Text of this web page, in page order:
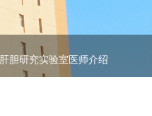
肝胆研究实验室医师介绍